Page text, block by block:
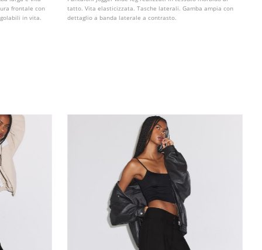
frontale con
in vita.
tatto. Vita elasticizzata. Tasche laterali. Gamba ampia con
dettaglio a banda laterale a contrasto.